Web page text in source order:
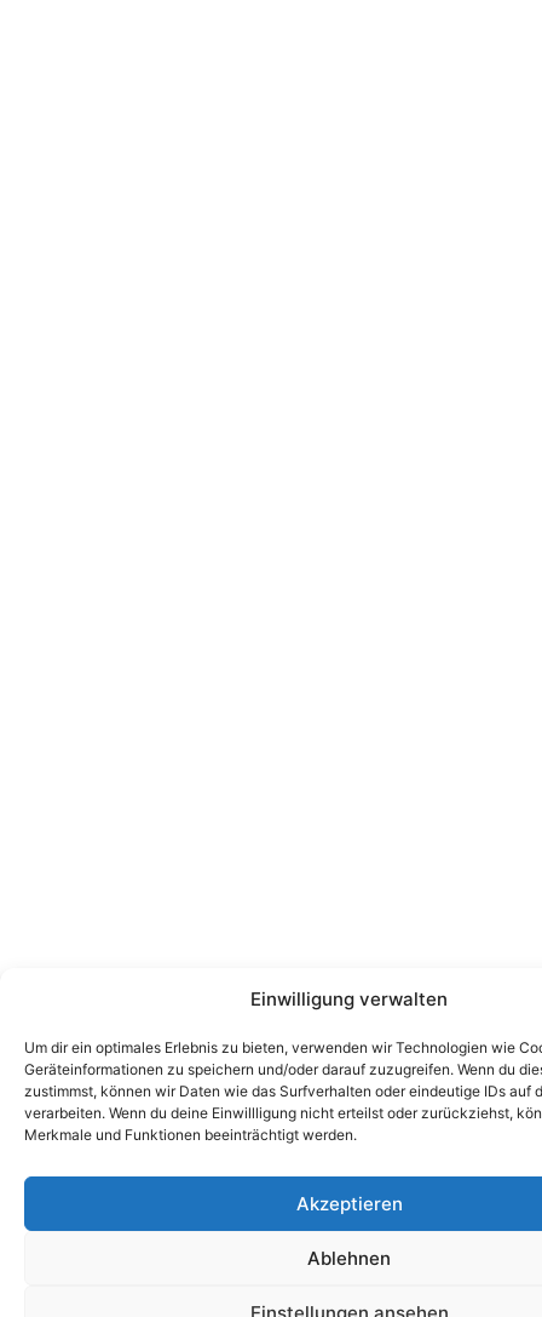
Einwilligung verwalten
Um dir ein optimales Erlebnis zu bieten, verwenden wir Technologien wie
Geräteinformationen zu speichern und/oder darauf zuzugreifen. Wenn du
zustimmst, können wir Daten wie das Surfverhalten oder eindeutige IDs auf
verarbeiten. Wenn du deine Einwillligung nicht erteilst oder zurückziehst,
Merkmale und Funktionen beeinträchtigt werden.
Akzeptieren
Ablehnen
Einstellungen ansehen